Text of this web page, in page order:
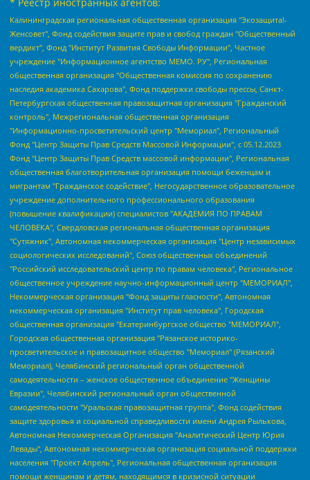
Калининградская региональная общественная организация "Экозащита!-Женсовет", Фонд содействия защите прав и свобод граждан "Общественный вердикт", Фонд "Институт Развития Свободы Информации", Частное учреждение "Информационное агентство МЕМО. РУ", Региональная общественная организация "Общественная комиссия по сохранению наследия академика Сахарова", Фонд поддержки свободы прессы, Санкт-Петербургская общественная правозащитная организация "Гражданский контроль", Межрегиональная общественная организация "Информационно-просветительский центр "Мемориал", Региональный Фонд "Центр Защиты Прав Средств Массовой Информации", с 05.12.2023 Фонд "Центр Защиты Прав Средств массовой информации", Региональная общественная благотворительная организация помощи беженцам и мигрантам "Гражданское содействие", Негосударственное образовательное учреждение дополнительного профессионального образования (повышение квалификации) специалистов "АКАДЕМИЯ ПО ПРАВАМ ЧЕЛОВЕКА", Свердловская региональная общественная организация "Сутяжник", Автономная некоммерческая организация "Центр независимых социологических исследований", Союз общественных объединений "Российский исследовательский центр по правам человека", Региональное общественное учреждение научно-информационный центр "МЕМОРИАЛ", Некоммерческая организация "Фонд защиты гласности", Автономная некоммерческая организация "Институт прав человека", Городская общественная организация "Екатеринбургское общество "МЕМОРИАЛ", Городская общественная организация "Рязанское историко-просветительское и правозащитное общество "Мемориал" (Рязанский Мемориал), Челябинский региональный орган общественной самодеятельности – женское общественное объединение "Женщины Евразии", Челябинский региональный орган общественной самодеятельности "Уральская правозащитная группа", Фонд содействия защите здоровья и социальной справедливости имени Андрея Рылькова, Автономная Некоммерческая Организация "Аналитический Центр Юрия Левады", Автономная некоммерческая организация социальной поддержки населения "Проект Апрель", Региональная общественная организация помощи женщинам и детям, находящимся в кризисной ситуации "Информационно-методический центр "Анна", Фонд содействия развитию массовых коммуникаций и правовому просвещению "Так-так-Так", Фонд содействия устойчивому развитию "Серебряная тайга", Свердловский региональный общественный фонд социальных проектов "Новое время", "Idel.Реалии", Кавказ.Реалии, Крым.Реалии, Телеканал Настоящее Время, Татаро-башкирская служба Радио Свобода (Azatliq Radiosi), Радио Свободная Европа/Радио Свобода (PCE/PC), "Сибирь.Реалии", "Фактограф", Благотворительный фонд помощи осужденным и их семьям, Автономная некоммерческая организация "Институт глобализации и социальных движений", Фонд "В защиту прав заключенных", Частное учреждение "Центр поддержки и содействия развитию средств массовой информации", Пензенский региональный общественный благотворительный фонд "Гражданский союз", "Север.Реалии", Некоммерческая организация Фонд "Правовая инициатива", Общество с ограниченной ответственностью "Радио Свободная Европа/Радио Свобода", Чешское информационное агентство "MEDIUM-ORIENT", Красноярская региональная общественная организация "Мы против СПИДа", Камалягин Денис Николаевич, Маркелов Сергей Евгеньевич, Пономарев Лев Александрович, Савицкая Людмила Алексеевна, Автономная некоммерческая организация "Центр по работе с проблемой насилия "НАСИЛИЮ.НЕТ", Межрегиональный профессиональный союз работников здравоохранения "Альянс врачей", Юридическое лицо, зарегистрированное в Латвийской Республике, SIA "Medusa Project" (регистрационный номер 40103797863, дата регистрации 10.06.2014), Некоммерческая организация "Фонд по борьбе с коррупцией", Автономная некоммерческая организация "Институт права и публичной политики", Баданин Роман Сергеевич, Гликин Максим Александрович, Железнова Мария Михайловна, Лукьянова Юлия Сергеевна, Маетная Елизавета Витальевна, Маняхин Петр Борисович, Чуракова Ольга Владимировна, Ярош Юлия Петровна, Юридическое лицо "The Insider SIA", зарегистрированное в Риге, Латвийская Республика (дата регистрации 26.06.2015), являющееся администратором доменного имени интернет-издания "The Insider SIA", https://theins.ru, Постернак Алексей Евгеньевич, Рубин Михаил Аркадьевич, Анин Роман Александрович, Юридическое лицо Istories fonds, зарегистрированное в Латвийской Республике (регистрационный номер 50008295751, дата регистрации 24.02.2020), Великовский Дмитрий Александрович, Долинина Ирина Николаевна, Мароховская Алеся Алексеевна, Шлейнов Роман Юрьевич, Шмагун Олеся Валентиновна, Общество с ограниченной ответственностью "Альтаир 2021", Общество с ограниченной ответственностью "Вега 2021", Общество с ограниченной ответственностью "Главный редактор 2021", Общество с ограниченной ответственностью "Ромашки монолит", Важенков Артем Валерьевич, Ивановская областная общественная организация "Центр гендерных исследований", Гурман Юрий Альбертович, Медиапроект "ОВД-Инфо", Егоров Владимир Владимирович, Жилинский Владимир Александрович, Общество с ограниченной ответственностью "ЗП", Иванова София Юрьевна, Карезина Инна Павловна, Кильтау Екатерина Викторовна, Петров Алексей Викторович, Пискунов Сергей Евгеньевич, Смирнов Сергей Сергеевич, Тихонов Михаил Сергеевич, Общество с ограниченной ответственностью "ЖУРНАЛИСТ-ИНОСТРАННЫЙ АГЕНТ", Арапова Галина Юрьевна, Вольтская Татьяна Анатольевна, Американская компания "Mason G.E.S. Anonymous Foundation" (США), являющаяся владельцем интернет-издания https://mnews.world/, Компания "Stichting Bellingcat", зарегистрированная в Нидерландах (дата регистрации 11.07.2018), Захаров Андрей Вячеславович, Клепиковская Екатерина Дмитриевна, Общество с ограниченной ответственностью "МЕМО", Перл Роман Александрович, Симонов Евгений Алексеевич, Соловьева Елена Анатольевна, Сотников Даниил Владимирович, Сурначева Елизавета Дмитриевна, Автономная некоммерческая организация по защите прав человека и информированию населения "Якутия – Наше Мнение", Общество с ограниченной ответственностью "Москоу диджитал медиа", с 26.01.2023 Общество с ограниченной ответственностью "Чайка Белые сады", Ветошкина Валерия Валерьевна, Заговора Максим Александрович, Межрегиональное общественное движение "Российская ЛГБТ - сеть", Оленичев Максим Владимирович, Павлов Иван Юрьевич, Скворцова Елена Сергеевна, Общество с ограниченной ответственностью "Как бы инагент", Кочетков Игорь Викторович, Общество с ограниченной ответственностью "Честные выборы", Еланчик Олег Александрович, Общество с ограниченной ответственностью "Нобелевский призыв", Гималова Регина Эмилевна, Григорьев Андрей Валерьевич, Григорьева Алина Александровна, Ассоциация по содействию защите прав призывников, альтернативнослужащих и военнослужащих "Правозащитная группа "Гражданин.Армия.Право", Хисамова Регина Фаритовна, Автономная некоммерческая организация по реализации социально-правовых программ "Лилит", Дальневосточное общественное движение "Маяк", Санкт-Петербургская ЛГБТ-инициативная группа "Выход", Инициативная группа ЛГБТ+ "Реверс", Алексеев Андрей Викторович, Бекбулатова Таисия Львовна, Беляев Иван Михайлович, Владыкина Елена Сергеевна, Гельман Марат Александрович, Никульшина Вероника Юрьевна, Толоконникова Надежда Андреевна, Шендерович Виктор Анатольевич, Общество с ограниченной ответственностью "Данное сообщение", Общество с ограниченной ответственностью Издательский дом "Новая глава", Айнбиндер Александра Александровна, Московский комьюнити-центр для ЛГБТ+инициатив, Благотворительный фонд развития филантропии, Deutsche Welle (Германия, Kurt-Schumacher-Strasse 3, 53113 Bonn), Борзунова Мария Михайловна, Воробьев Виктор Викторович, Голубева Анна Львовна, Константинова Алла Михайловна, Малкова Ирина Владимировна, Мурадов Мурад Абдулгалимович, Осетинская Елизавета Николаевна, Понасенков Евгений Николаевич, Ганапольский Матвей Юрьевич, Киселев Евгений Алексеевич, Борухович Ирина Григорьевна, Дремин Иван Тимофеевич, Дубровский Дмитрий Викторович, Красноярская региональная общественная организация поддержки и развития альтернативных образовательных технологий и межкультурных коммуникаций "ИНТЕРРА", Маяковская Екатерина Алексеевна, Фейгин Марк Захарович, Филимонов Андрей Викторович, Дзугкоева Регина Николаевна, Доброхотов Роман Александрович, Дудь Юрий Александрович, Елкин Сергей Владимирович, Кругликов Кирилл Игоревич, Сабунаева Мария Леонидовна, Семенов Алексей Владимирович, Шаинян Карен Багратович, Шульман Екатерина Михайловна, Асафьев Артур Валерьевич, Вахштайн Виктор Семенович, Венедиктов Алексей Алексеевич, Лушникова Екатерина Евгеньевна, Волков Леонид Михайлович, Невзоров Александр Глебович, Пархоменко Сергей Борисович, Сироткин Ярослав Николаевич, Кара-Мурза Владимир Владимирович, Баранова Наталья Владимировна, Гозман Леонид Яковлевич, Кагарлицкий Борис Юльевич, Климарев Михаил Валерьевич, Милов Владимир Станиславович, Автономная некоммерческая организация Краснодарский центр современного искусства "Типография", Моргенштерн Алишер Тагирович, Соболь Любовь Эдуардовна, Общество с ограниченной ответственностью "ЛИЗА НОРМ", Каспаров Гарри Кимович, Ходорковский Михаил Борисович, Общество с ограниченной ответственностью "Апрельские тезисы", Данилович Ирина Брониславовна, Кашин Олег Владимирович, Петров Николай Владимирович, Пивоваров Алексей Владимирович, Соколов Михаил Владимирович, Цветкова Юлия Владимировна, Чичваркин Евгений Александрович, Комитет против пыток/Команда против пыток, Общество с ограниченной ответственностью "Первый научный", Общество с ограниченной ответственностью "Вертолет и ко", Белоцерковская Вероника Борисовна, Кац Максим Евгеньевич, Лазарева Татьяна Юрьевна, Шаведдинов Руслан Табризович, Яшин Илья Валерьевич, Общество с ограниченной ответственностью "Иноагент ААВ", Алешковский Дмитрий Петрович, Альбац Евгения Марковна, Быков Дмитрий Львович, Галямина Юлия Евгеньевна, Лойко Сергей Леонидович, Мартынов Кирилл Константинович, Медведев Сергей Александрович, Крашенинников Федор Геннадиевич, Гордеева Катерина Вл